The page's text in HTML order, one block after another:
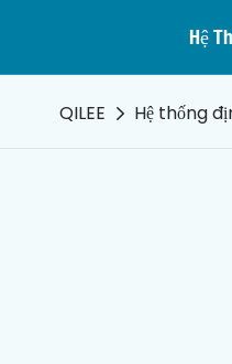
Hệ
QILEE Hệ thống